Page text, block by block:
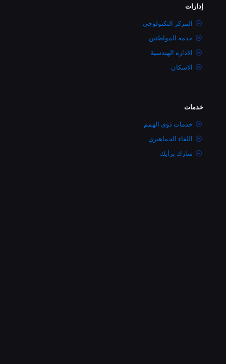
إدارات
المركز التكنولوجى
خدمة المواطنين
الاداره الهندسية
الاسكان
خدمات
خدمات ذوى الهمم
اللقاء الجماهيري
شارك برأيك